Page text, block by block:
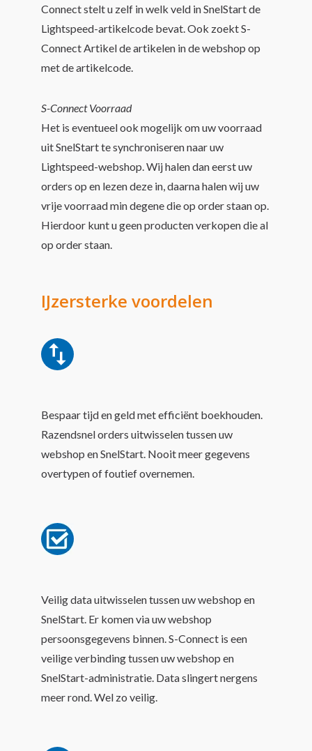
Connect stelt u zelf in welk veld in SnelStart de
Lightspeed-artikelcode bevat. Ook zoekt S-
Connect Artikel de artikelen in de webshop op
met de artikelcode.
S-Connect Voorraad
Het is eventueel ook mogelijk om uw voorraad
uit SnelStart te synchroniseren naar uw
Lightspeed-webshop. Wij halen dan eerst uw
orders op en lezen deze in, daarna halen wij uw
vrije voorraad min degene die op order staan op.
Hierdoor kunt u geen producten verkopen die al
op order staan.
IJzersterke voordelen
Bespaar tijd en geld met efficiënt boekhouden.
Razendsnel orders uitwisselen tussen uw
webshop en SnelStart. Nooit meer gegevens
overtypen of foutief overnemen.
Veilig data uitwisselen tussen uw webshop en
SnelStart. Er komen via uw webshop
persoonsgegevens binnen. S-Connect is een
veilige verbinding tussen uw webshop en
SnelStart-administratie. Data slingert nergens
meer rond. Wel zo veilig.